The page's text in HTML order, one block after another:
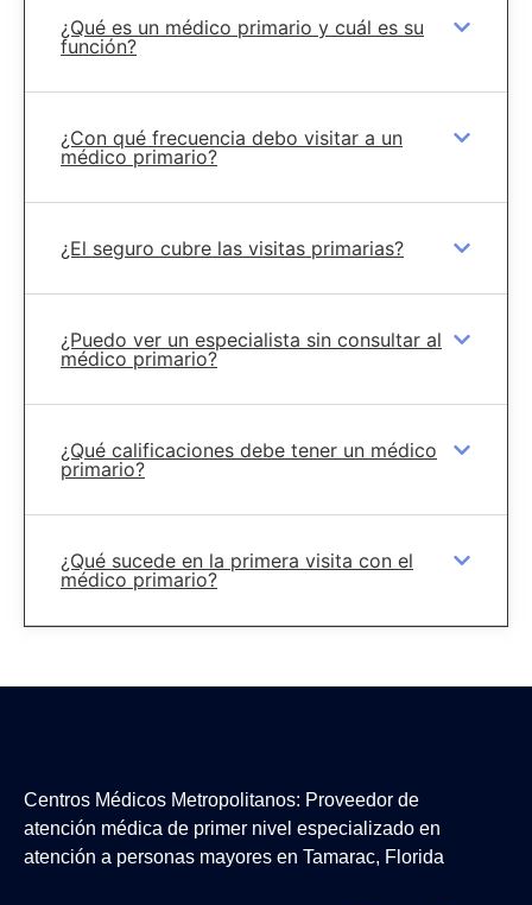
¿Qué es un médico primario y cuál es su
función?
¿Con qué frecuencia debo visitar a un
médico primario?
¿El seguro cubre las visitas primarias?
¿Puedo ver un especialista sin consultar al
médico primario?
¿Qué calificaciones debe tener un médico
primario?
¿Qué sucede en la primera visita con el
médico primario?
Centros Médicos Metropolitanos: Proveedor de
atención médica de primer nivel especializado en
atención a personas mayores en Tamarac, Florida